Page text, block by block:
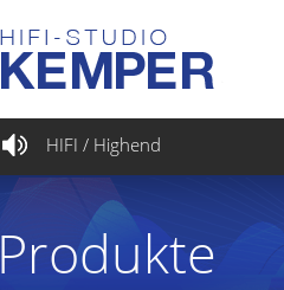
HIFI / Highend
Produkte